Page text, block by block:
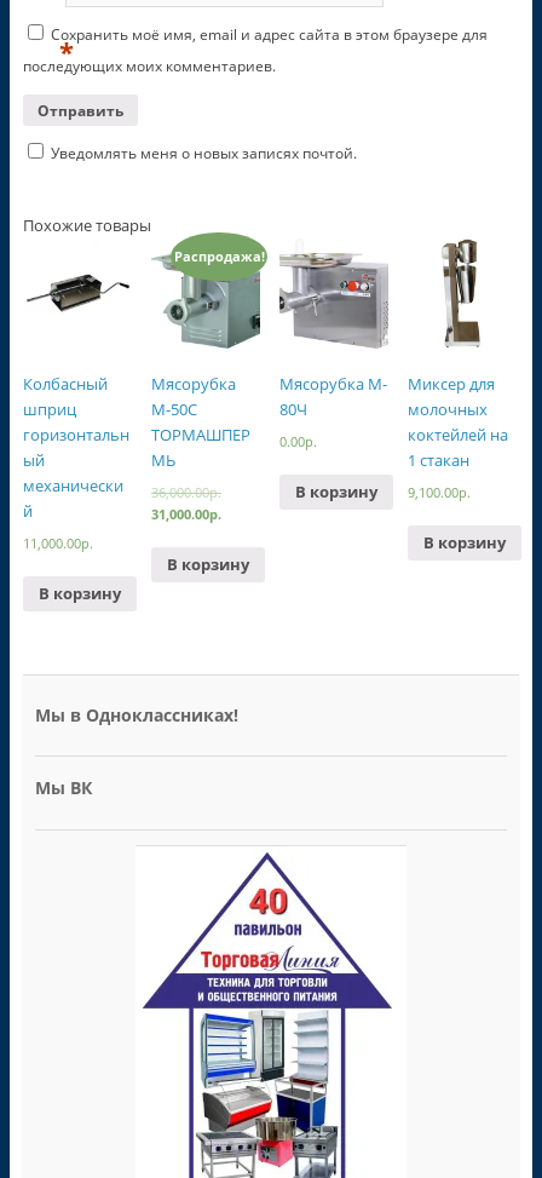
*
Сохранить моё имя, email и адрес сайта в этом браузере для
последующих моих комментариев.
Уведомлять меня о новых записях почтой.
Похожие товары
Колбасный
шприц
горизонтальн
ый
механически
й
11,000.00р.
В корзину
Распродажа!
Мясорубка
М-50С
ТОРМАШПЕР
МЬ
36,000.00р.
31,000.00р.
В корзину
Мясорубка M-
80Ч
0.00р.
В корзину
Миксер для
молочных
коктейлей на
1 стакан
9,100.00р.
В корзину
Мы в Одноклассниках!
Мы ВК